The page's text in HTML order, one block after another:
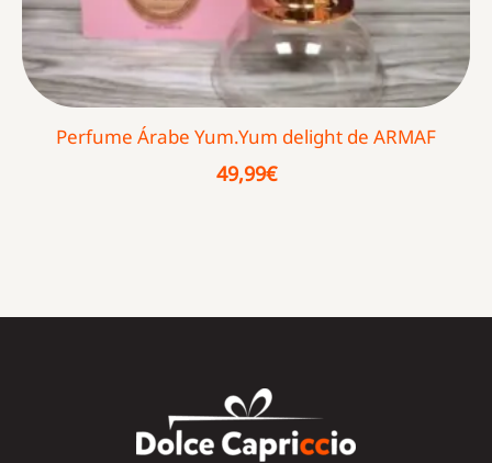
Perfume Árabe Yum.Yum delight de ARMAF
49,99€